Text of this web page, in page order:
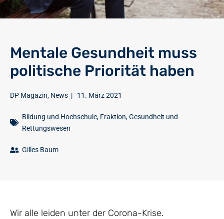
Mentale Gesundheit muss
politische Priorität haben
DP Magazin, News | 11. März 2021
Bildung und Hochschule, Fraktion,Gesundheit und
Rettungswesen
Gilles Baum
Wir alle leiden unter der Corona-Krise.